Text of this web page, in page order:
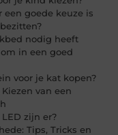
een goede keuze is
nodig heeft
in een goed
voor je kat kopen?
van een
zijn er?
Tips, Tricks en